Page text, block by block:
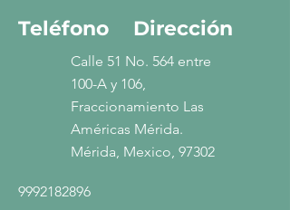
Teléfono Dirección
Calle 51 No. 564 entre
100-A y 106,
Fraccionamiento Las
Américas Mérida.
Mérida, Mexico, 97302
9992182896